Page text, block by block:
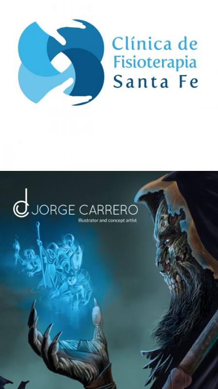
Clínica Santa Fe – Logotipo
Diseño Gráfico
Jorge Carrero – Página Web
Diseño Gráfico